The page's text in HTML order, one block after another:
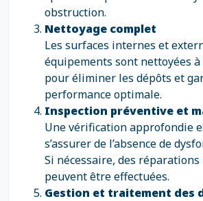
obstruction.
Nettoyage complet
Les surfaces internes et
équipements sont nettoyées
pour éliminer les dépôts et
performance optimale.
Inspection préventive et
Une vérification approfondie
s’assurer de l’absence de
Si nécessaire, des
peuvent être effectuées.
Gestion et traitement des